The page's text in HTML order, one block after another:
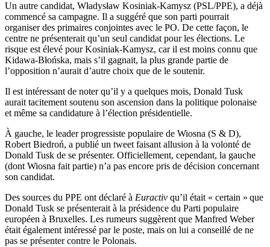
Un autre candidat, Władysław Kosiniak-Kamysz (PSL/PPE), a déjà
commencé sa campagne. Il a suggéré que son parti pourrait
organiser des primaires conjointes avec le PO. De cette façon, le
centre ne présenterait qu’un seul candidat pour les élections. Le
risque est élevé pour Kosiniak-Kamysz, car il est moins connu que
Kidawa-Błońska, mais s’il gagnait, la plus grande partie de
l’opposition n’aurait d’autre choix que de le soutenir.
Il est intéressant de noter qu’il y a quelques mois, Donald Tusk
aurait tacitement soutenu son ascension dans la politique polonaise
et même sa candidature à l’élection présidentielle.
À gauche, le leader progressiste populaire de Wiosna (S & D),
Robert Biedroń, a publié un tweet faisant allusion à la volonté de
Donald Tusk de se présenter. Officiellement, cependant, la gauche
(dont Wiosna fait partie) n’a pas encore pris de décision concernant
son candidat.
Des sources du PPE ont déclaré à Euractiv qu’il était « certain » que
Donald Tusk se présenterait à la présidence du Parti populaire
européen à Bruxelles. Les rumeurs suggèrent que Manfred Weber
était également intéressé par le poste, mais on lui a conseillé de ne
pas se présenter contre le Polonais.